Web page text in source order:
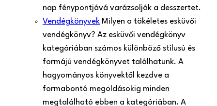
nap fénypontjává varázsolják a desszertet.
Vendégkönyvek Milyen a tökéletes esküvői
vendégkönyv? Az esküvői vendégkönyv
kategóriában számos különböző stílusú és
formájú vendégkönyvet találhatunk. A
hagyományos könyvektől kezdve a
formabontó megoldásokig minden
megtalálható ebben a kategóriában. A